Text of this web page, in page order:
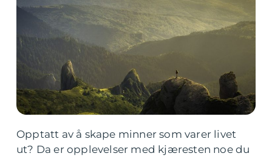
Opptatt av å skape minner som varer livet
ut? Da er opplevelser med kjæresten noe du